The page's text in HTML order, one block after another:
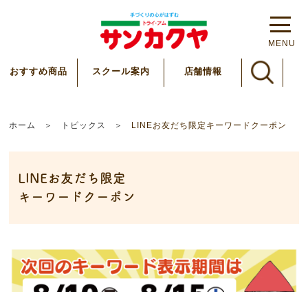
MENU
おすすめ商品 スクール案内 店舗情報
ホーム トピックス LINEお友だち限定キーワードクーポン
LINEお友だち限定
キーワードクーポン